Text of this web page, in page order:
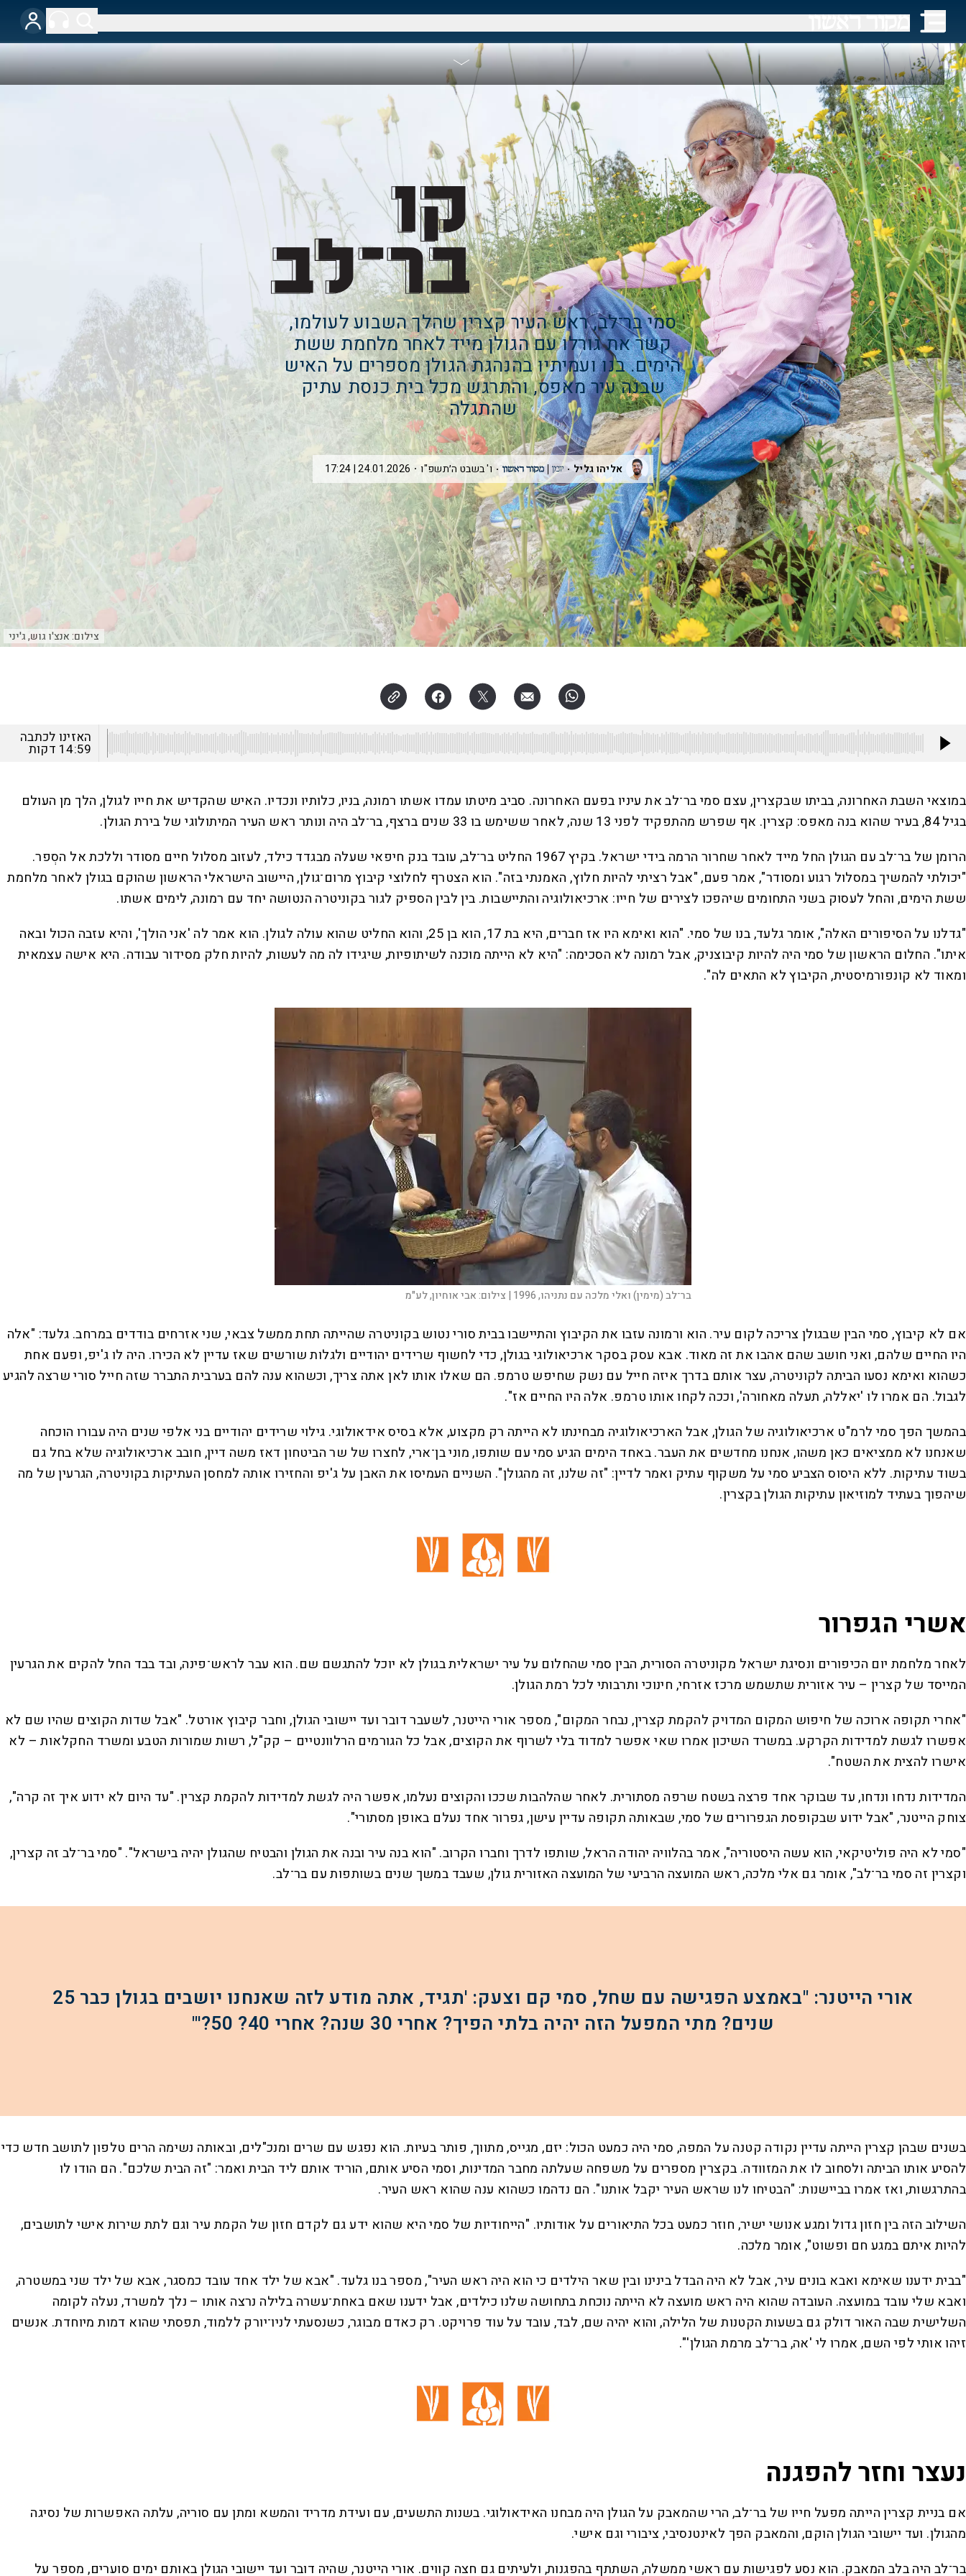
צילום:אנצ'ו גוש, ג'יני
סמי בר־לב, ראש העיר קצרין שהלך השבוע לעולמו,
קשר את גורלו עם הגולן מייד לאחר מלחמת ששת
הימים. בנו ועמיתיו בהנהגת הגולן מספרים על האיש
שבנה עיר מאפס, והתרגש מכל בית כנסת עתיק
שהתגלה
אליהו גליל ו' בשבט ה׳תשפ"ו 24.01.2026 | 17:24
האזינו לכתבה
14:59 דקות
במוצאי השבת האחרונה, בביתו שבקצרין, עצם סמי בר־לב את עיניו בפעם האחרונה. סביב מיטתו עמדו אשתו רמונה, בניו, כלותיו ונכדיו. האיש שהקדיש את חייו לגולן, הלך מן העולם
בגיל 84, בעיר שהוא בנה מאפס: קצרין. אף שפרש מהתפקיד לפני 13 שנה, לאחר ששימש בו 33 שנים ברצף, בר־לב היה ונותר ראש העיר המיתולוגי של בירת הגולן.
הרומן של בר־לב עם הגולן החל מייד לאחר שחרור הרמה בידי ישראל. בקיץ 1967 החליט בר־לב, עובד בנק חיפאי שעלה מבגדד כילד, לעזוב מסלול חיים מסודר וללכת אל הסְפר.
"יכולתי להמשיך במסלול רגוע ומסודר", אמר פעם, "אבל רציתי להיות חלוץ, האמנתי בזה". הוא הצטרף לחלוצי קיבוץ מרום־גולן, היישוב הישראלי הראשון שהוקם בגולן לאחר מלחמת
ששת הימים, והחל לעסוק בשני התחומים שיהפכו לצירים של חייו: ארכיאולוגיה והתיישבות. בין לבין הספיק לגור בקוניטרה הנטושה יחד עם רמונה, לימים אשתו.
"גדלנו על הסיפורים האלה", אומר גלעד, בנו של סמי. "הוא ואימא היו אז חברים, היא בת 17, הוא בן 25, והוא החליט שהוא עולה לגולן. הוא אמר לה 'אני הולך', והיא עזבה הכול ובאה
איתו". החלום הראשון של סמי היה להיות קיבוצניק, אבל רמונה לא הסכימה: "היא לא הייתה מוכנה לשיתופיות, שיגידו לה מה לעשות, להיות חלק מסידור עבודה. היא אישה עצמאית
ומאוד לא קונפורמיסטית, הקיבוץ לא התאים לה".
בר־לב (מימין) ואלי מלכה עם נתניהו, 1996 | צילום:אבי אוחיון, לע"מ
אם לא קיבוץ, סמי הבין שבגולן צריכה לקום עיר. הוא ורמונה עזבו את הקיבוץ והתיישבו בבית סורי נטוש בקוניטרה שהייתה תחת ממשל צבאי, שני אזרחים בודדים במרחב. גלעד: "אלה
היו החיים שלהם, ואני חושב שהם אהבו את זה מאוד. אבא עסק בסקר ארכיאולוגי בגולן, כדי לחשוף שרידים יהודיים ולגלות שורשים שאז עדיין לא הכירו. היה לו ג'יפ, ופעם אחת
כשהוא ואימא נסעו הביתה לקוניטרה, עצר אותם בדרך איזה חייל עם נשק שחיפש טרמפ. הם שאלו אותו לאן אתה צריך, וכשהוא ענה להם בערבית התברר שזה חייל סורי שרצה להגיע
לגבול. הם אמרו לו 'יאללה, תעלה מאחורה', וככה לקחו אותו טרמפ. אלה היו החיים אז".
בהמשך הפך סמי לרמ"ט ארכיאולוגיה של הגולן, אבל הארכיאולוגיה מבחינתו לא הייתה רק מקצוע, אלא בסיס אידאולוגי. גילוי שרידים יהודיים בני אלפי שנים היה עבורו הוכחה
שאנחנו לא ממציאים כאן משהו, אנחנו מחדשים את העבר. באחד הימים הגיע סמי עם שותפו, מוני בן־ארי, לחצרו של שר הביטחון דאז משה דיין, חובב ארכיאולוגיה שלא בחל גם
בשוד עתיקות. ללא היסוס הצביע סמי על משקוף עתיק ואמר לדיין: "זה שלנו, זה מהגולן". השניים העמיסו את האבן על ג'יפ והחזירו אותה למחסן העתיקות בקוניטרה, הגרעין של מה
שיהפוך בעתיד למוזיאון עתיקות הגולן בקצרין.
אשרי הגפרור
לאחר מלחמת יום הכיפורים ונסיגת ישראל מקוניטרה הסורית, הבין סמי שהחלום על עיר ישראלית בגולן לא יוכל להתגשם שם. הוא עבר לראש־פינה, ובד בבד החל להקים את הגרעין
המייסד של קצרין – עיר אזורית שתשמש מרכז אזרחי, חינוכי ותרבותי לכל רמת הגולן.
"אחרי תקופה ארוכה של חיפוש המקום המדויק להקמת קצרין, נבחר המקום", מספר אורי הייטנר, לשעבר דובר ועד יישובי הגולן, וחבר קיבוץ אורטל. "אבל שדות הקוצים שהיו שם לא
אפשרו לגשת למדידות הקרקע. במשרד השיכון אמרו שאי אפשר למדוד בלי לשרוף את הקוצים, אבל כל הגורמים הרלוונטיים – קק"ל, רשות שמורות הטבע ומשרד החקלאות – לא
אישרו להצית את השטח".
המדידות נדחו ונדחו, עד שבוקר אחד פרצה בשטח שרפה מסתורית. לאחר שהלהבות שככו והקוצים נעלמו, אפשר היה לגשת למדידות להקמת קצרין. "עד היום לא ידוע איך זה קרה",
צוחק הייטנר, "אבל ידוע שבקופסת הגפרורים של סמי, שבאותה תקופה עדיין עישן, גפרור אחד נעלם באופן מסתורי".
"סמי לא היה פוליטיקאי, הוא עשה היסטוריה", אמר בהלוויה יהודה הראל, שותפו לדרך וחברו הקרוב. "הוא בנה עיר ובנה את הגולן והבטיח שהגולן יהיה בישראל". "סמי בר־לב זה קצרין,
וקצרין זה סמי בר־לב", אומר גם אלי מלכה, ראש המועצה הרביעי של המועצה האזורית גולן, שעבד במשך שנים בשותפות עם בר־לב.
אורי הייטנר: "באמצע הפגישה עם שחל, סמי קם וצעק: 'תגיד, אתה מודע לזה שאנחנו יושבים בגולן כבר 25
שנים? מתי המפעל הזה יהיה בלתי הפיך? אחרי 30 שנה? אחרי 40? 50?'"
בשנים שבהן קצרין הייתה עדיין נקודה קטנה על המפה, סמי היה כמעט הכול: יזם, מגייס, מתווך, פותר בעיות. הוא נפגש עם שרים ומנכ"לים, ובאותה נשימה הרים טלפון לתושב חדש כדי
להסיע אותו הביתה ולסחוב לו את המזוודה. בקצרין מספרים על משפחה שעלתה מחבר המדינות, וסמי הסיע אותם, הוריד אותם ליד הבית ואמר: "זה הבית שלכם". הם הודו לו
בהתרגשות, ואז אמרו בביישנות: "הבטיחו לנו שראש העיר יקבל אותנו". הם נדהמו כשהוא ענה שהוא ראש העיר.
השילוב הזה בין חזון גדול ומגע אנושי ישיר, חוזר כמעט בכל התיאורים על אודותיו. "הייחודיות של סמי היא שהוא ידע גם לקדם חזון של הקמת עיר וגם לתת שירות אישי לתושבים,
להיות איתם במגע חם ופשוט", אומר מלכה.
"בבית ידענו שאימא ואבא בונים עיר, אבל לא היה הבדל בינינו ובין שאר הילדים כי הוא היה ראש העיר", מספר בנו גלעד. "אבא של ילד אחד עובד כמסגר, אבא של ילד שני במשטרה,
ואבא שלי עובד במועצה. העובדה שהוא היה ראש מועצה לא הייתה נוכחת בתחושה שלנו כילדים, אבל ידענו שאם באחת־עשרה בלילה נרצה אותו – נלך למשרד, נעלה לקומה
השלישית שבה האור דולק גם בשעות הקטנות של הלילה, והוא יהיה שם, לבד, עובד על עוד פרויקט. רק כאדם מבוגר, כשנסעתי לניו־יורק ללמוד, תפסתי שהוא דמות מיוחדת. אנשים
זיהו אותי לפי השם, אמרו לי 'אה, בר־לב מרמת הגולן'".
נעצר וחזר להפגנה
אם בניית קצרין הייתה מפעל חייו של בר־לב, הרי שהמאבק על הגולן היה מבחנו האידאולוגי. בשנות התשעים, עם ועידת מדריד והמשא ומתן עם סוריה, עלתה האפשרות של נסיגה
מהגולן. ועד יישובי הגולן הוקם, והמאבק הפך לאינטנסיבי, ציבורי וגם אישי.
בר־לב היה בלב המאבק. הוא נסע לפגישות עם ראשי ממשלה, השתתף בהפגנות, ולעיתים גם חצה קווים. אורי הייטנר, שהיה דובר ועד יישובי הגולן באותם ימים סוערים, מספר על